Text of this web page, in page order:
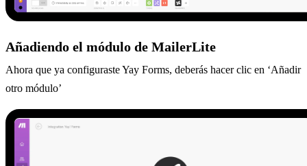
Añadiendo el módulo de MailerLite
Ahora que ya configuraste Yay Forms, deberás hacer clic en ‘Añadir
otro módulo’